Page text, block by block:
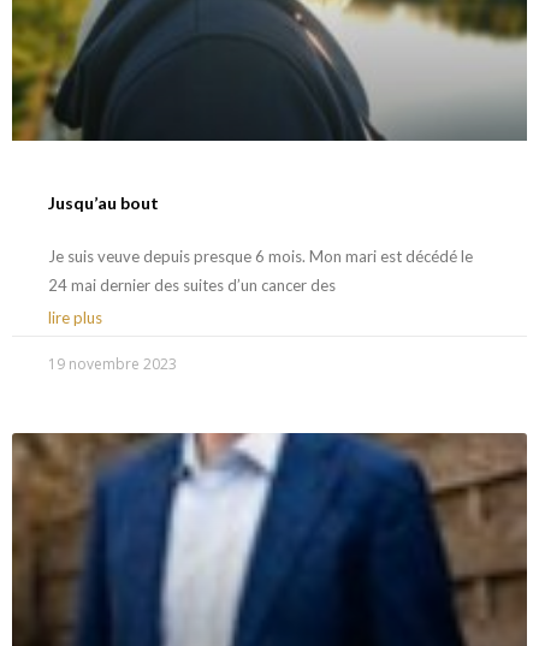
Jusqu’au bout
Je suis veuve depuis presque 6 mois. Mon mari est décédé le
24 mai dernier des suites d’un cancer des
lire plus
19 novembre 2023